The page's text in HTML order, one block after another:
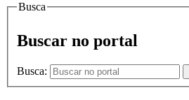
Busca
Buscar no portal
Busca: